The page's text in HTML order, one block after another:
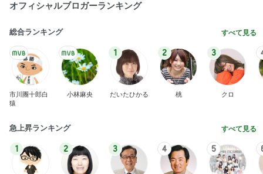
オフィシャルブロガーランキング
総合ランキング すべて見る
市川團十郎白
猿
小林麻央
1
だいたひかる
2
桃
3
クロ
急上昇ランキング すべて見る
1 2 3 4 5